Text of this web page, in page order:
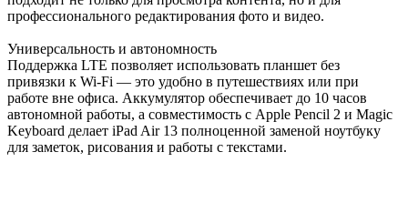
профессионального редактирования фото и видео.
Универсальность и автономность
Поддержка LTE позволяет использовать планшет без
привязки к Wi-Fi — это удобно в путешествиях или при
работе вне офиса. Аккумулятор обеспечивает до 10 часов
автономной работы, а совместимость с Apple Pencil 2 и Magic
Keyboard делает iPad Air 13 полноценной заменой ноутбуку
для заметок, рисования и работы с текстами.